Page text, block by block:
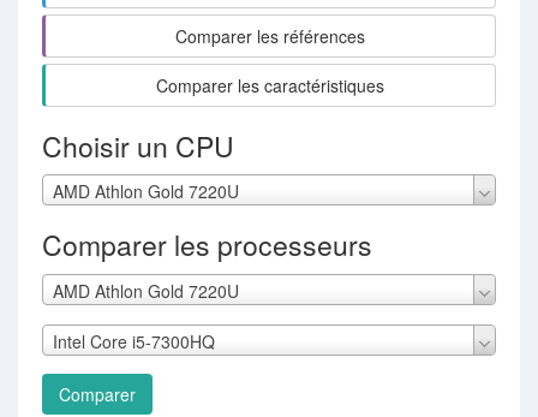
Comparer les références
Comparer les caractéristiques
Choisir un CPU
AMD Athlon Gold 7220U
Comparer les processeurs
AMD Athlon Gold 7220U
Intel Core i5-7300HQ
Comparer